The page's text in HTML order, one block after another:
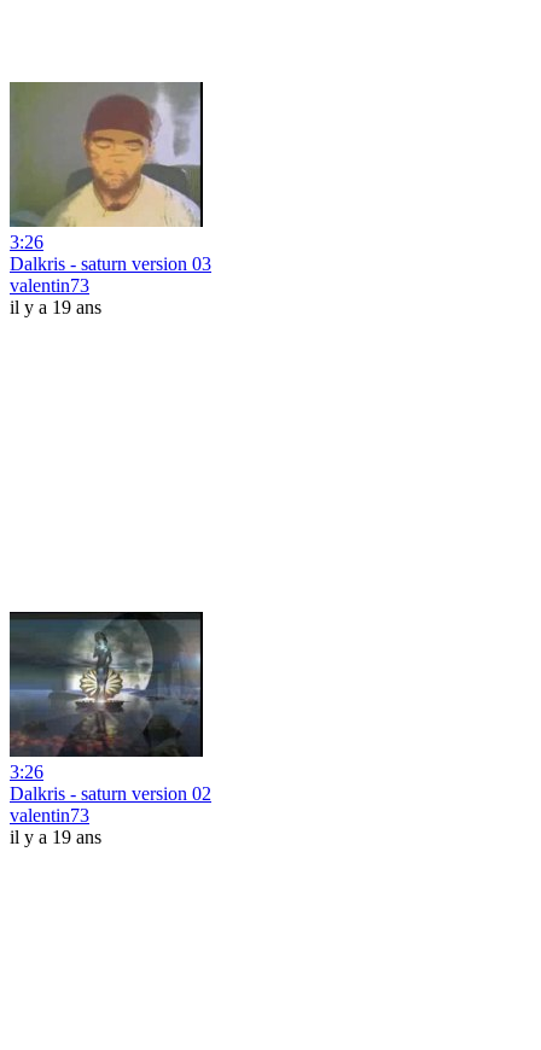
3:26
Dalkris - saturn version 03
valentin73
il y a 19 ans
3:26
Dalkris - saturn version 02
valentin73
il y a 19 ans